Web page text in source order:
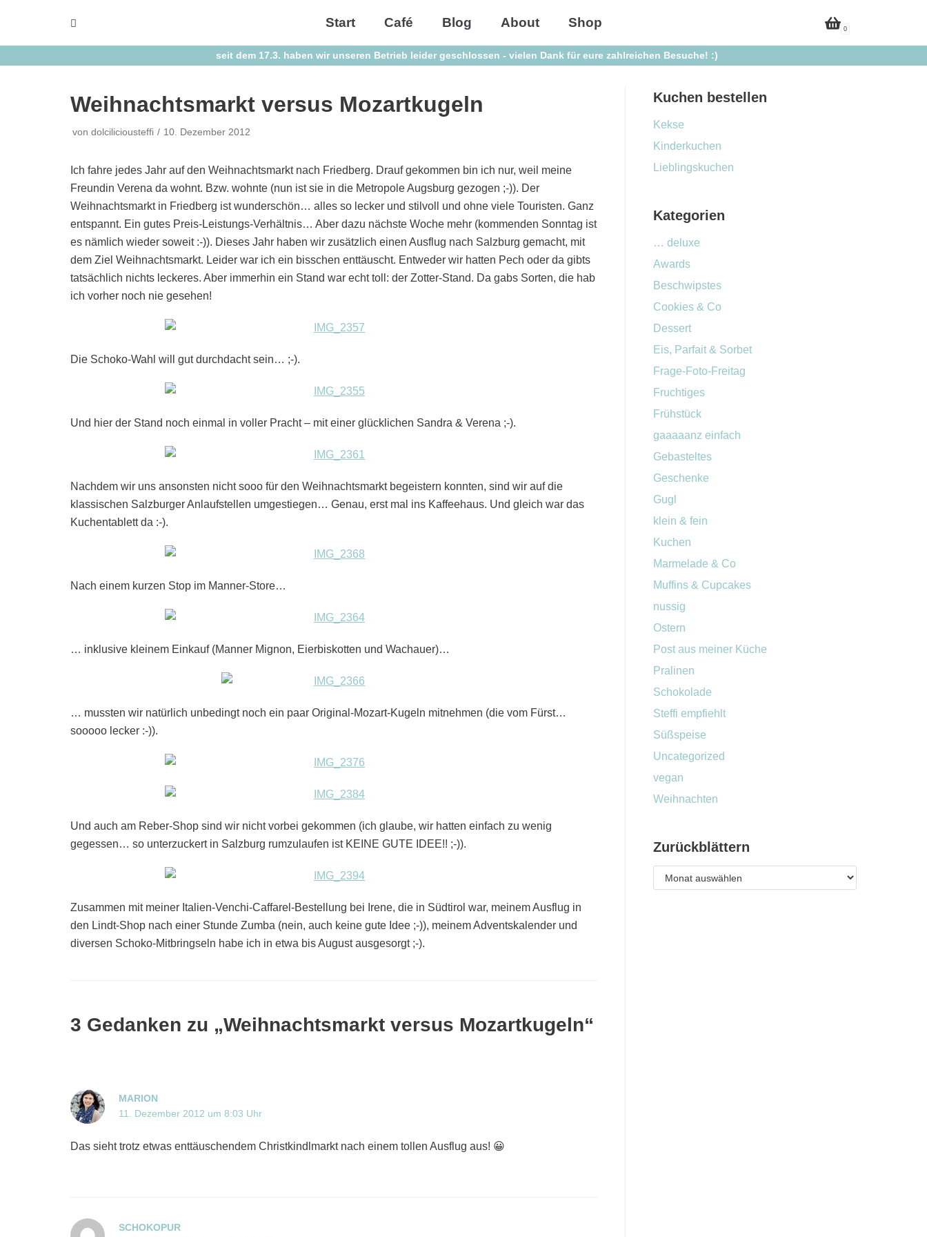
Start Café Blog About Shop 0
seit dem 17.3. haben wir unseren Betrieb leider geschlossen - vielen Dank für eure zahlreichen Besuche! :)
Weihnachtsmarkt versus Mozartkugeln
von dolciliciousteffi 10. Dezember 2012
Ich fahre jedes Jahr auf den Weihnachtsmarkt nach Friedberg. Drauf gekommen bin ich nur, weil meine
Freundin Verena da wohnt. Bzw. wohnte (nun ist sie in die Metropole Augsburg gezogen ;-)). Der
Weihnachtsmarkt in Friedberg ist wunderschön… alles so lecker und stilvoll und ohne viele Touristen. Ganz
entspannt. Ein gutes Preis-Leistungs-Verhältnis… Aber dazu nächste Woche mehr (kommenden Sonntag ist
es nämlich wieder soweit :-)). Dieses Jahr haben wir zusätzlich einen Ausflug nach Salzburg gemacht, mit
dem Ziel Weihnachtsmarkt. Leider war ich ein bisschen enttäuscht. Entweder wir hatten Pech oder da gibts
tatsächlich nichts leckeres. Aber immerhin ein Stand war echt toll: der Zotter-Stand. Da gabs Sorten, die hab
ich vorher noch nie gesehen!
Die Schoko-Wahl will gut durchdacht sein… ;-).
Und hier der Stand noch einmal in voller Pracht – mit einer glücklichen Sandra & Verena ;-).
Nachdem wir uns ansonsten nicht sooo für den Weihnachtsmarkt begeistern konnten, sind wir auf die
klassischen Salzburger Anlaufstellen umgestiegen… Genau, erst mal ins Kaffeehaus. Und gleich war das
Kuchentablett da :-).
Nach einem kurzen Stop im Manner-Store…
… inklusive kleinem Einkauf (Manner Mignon, Eierbiskotten und Wachauer)…
… mussten wir natürlich unbedingt noch ein paar Original-Mozart-Kugeln mitnehmen (die vom Fürst…
sooooo lecker :-)).
Und auch am Reber-Shop sind wir nicht vorbei gekommen (ich glaube, wir hatten einfach zu wenig
gegessen… so unterzuckert in Salzburg rumzulaufen ist KEINE GUTE IDEE!! ;-)).
Zusammen mit meiner Italien-Venchi-Caffarel-Bestellung bei Irene, die in Südtirol war, meinem Ausflug in
den Lindt-Shop nach einer Stunde Zumba (nein, auch keine gute Idee ;-)), meinem Adventskalender und
diversen Schoko-Mitbringseln habe ich in etwa bis August ausgesorgt ;-).
3 Gedanken zu „Weihnachtsmarkt versus Mozartkugeln“
MARION
11. Dezember 2012 um 8:03 Uhr
Das sieht trotz etwas enttäuschendem Christkindlmarkt nach einem tollen Ausflug aus! 😀
SCHOKOPUR
Kuchen bestellen
Kekse
Kinderkuchen
Lieblingskuchen
Kategorien
… deluxe
Awards
Beschwipstes
Cookies & Co
Dessert
Eis, Parfait & Sorbet
Frage-Foto-Freitag
Fruchtiges
Frühstück
gaaaaanz einfach
Gebasteltes
Geschenke
Gugl
klein & fein
Kuchen
Marmelade & Co
Muffins & Cupcakes
nussig
Ostern
Post aus meiner Küche
Pralinen
Schokolade
Steffi empfiehlt
Süßspeise
Uncategorized
vegan
Weihnachten
Zurückblättern